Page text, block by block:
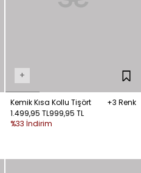
+
Kemik Kısa Kollu Tişört
+3 Renk
1.499,95 TL999,95 TL
%33 İndirim